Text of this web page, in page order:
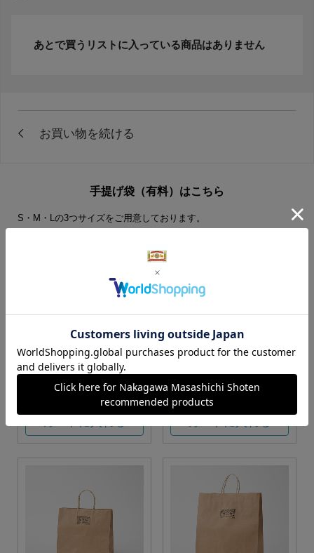
あとで買うリストに入っている商品はありません
手提げ袋（有料）はこちら
S・M・Lの3つサイズをご用意しております。
S・M・Lサイズより当店に
Sサイズ